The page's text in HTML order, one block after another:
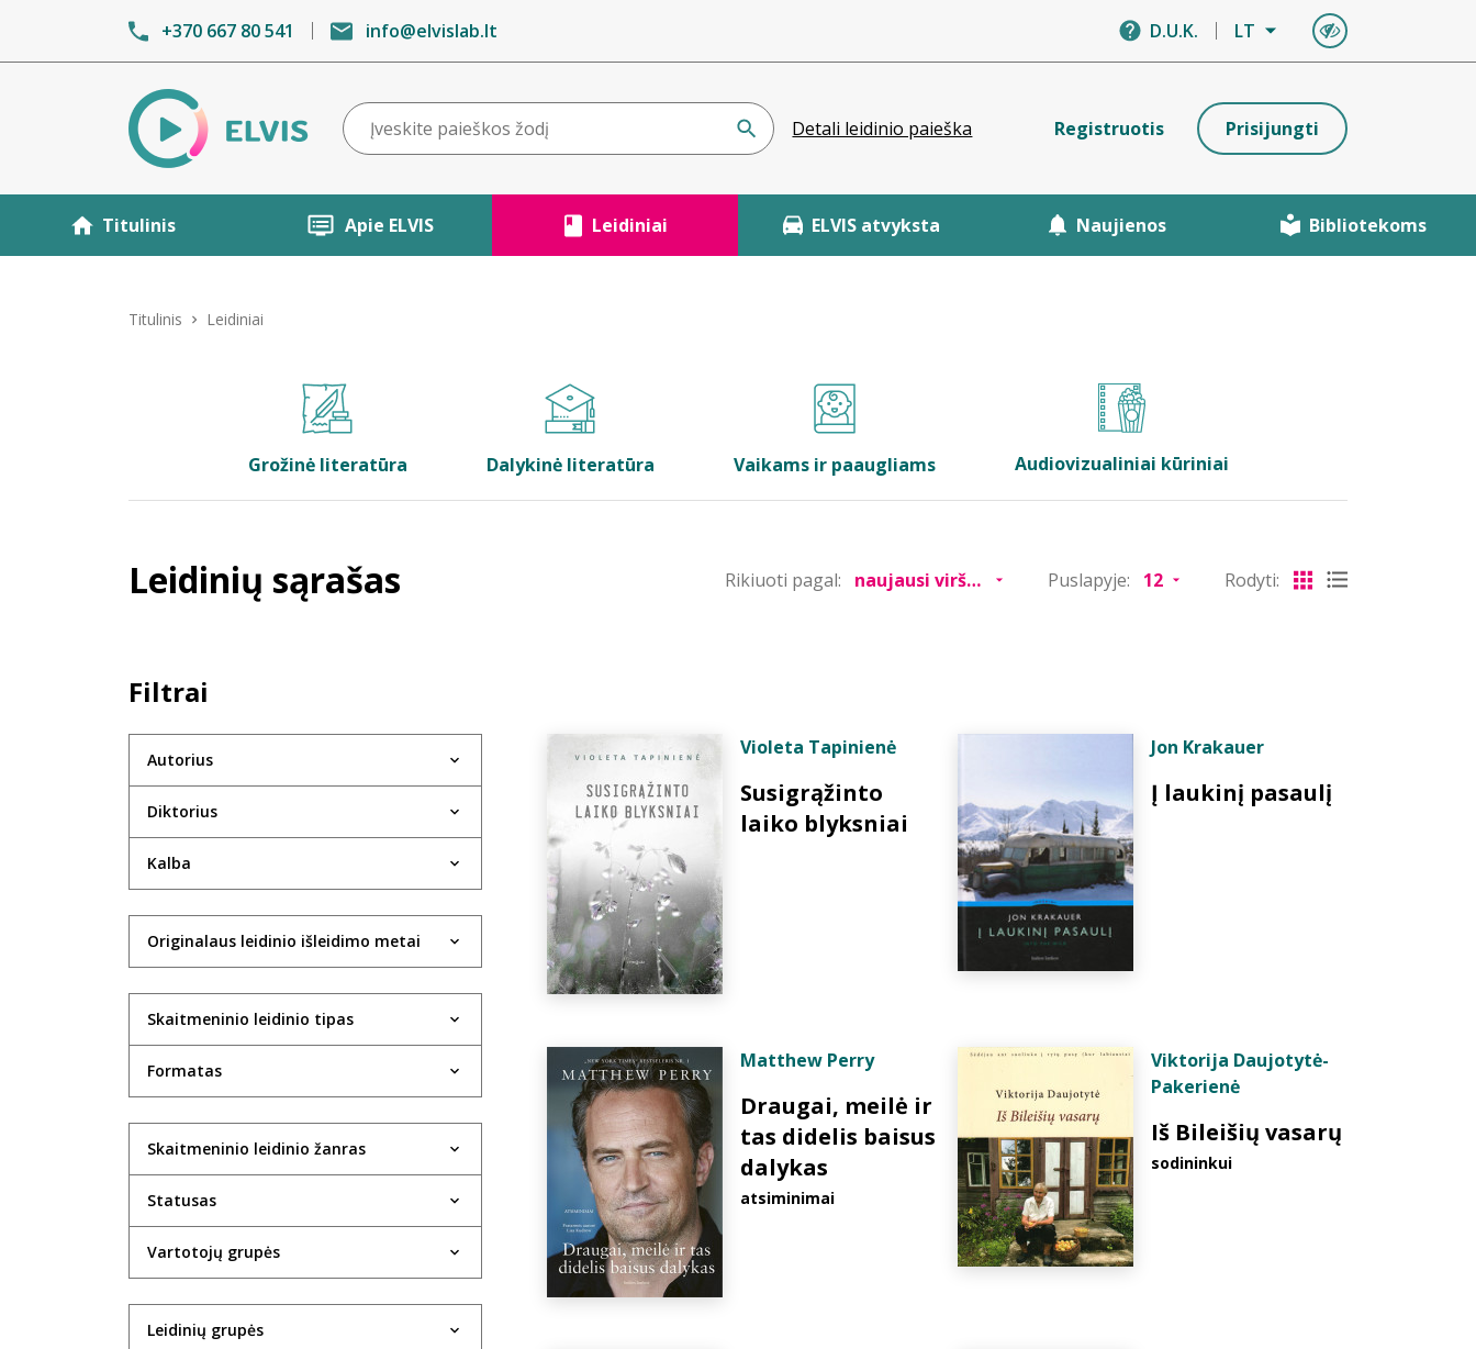
+370 667 80 541 info@elvislab.lt D.U.K. LT
Detali leidinio paieška Registruotis Prisijungti
Titulinis Apie ELVIS Leidiniai ELVIS atvyksta Naujienos Bibliotekoms
Titulinis Leidiniai
Grožinė literatūra Dalykinė literatūra Vaikams ir paaugliams Audiovizualiniai kūriniai
Leidinių sąrašas Rikiuoti pagal: Puslapyje: Rodyti:
Filtrai
Autorius
Diktorius
Kalba
Originalaus leidinio išleidimo metai
Skaitmeninio leidinio tipas
Formatas
Skaitmeninio leidinio žanras
Statusas
Vartotojų grupės
Leidinių grupės
Violeta Tapinienė
Susigrąžinto
laiko blyksniai
Jon Krakauer
Į laukinį pasaulį
Matthew Perry
Draugai, meilė ir
tas didelis baisus
dalykas
atsiminimai
Viktorija Daujotytė-
Pakerienė
Iš Bileišių vasarų
sodininkui